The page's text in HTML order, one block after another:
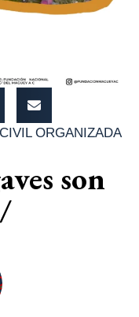
ORGANIZADA
son